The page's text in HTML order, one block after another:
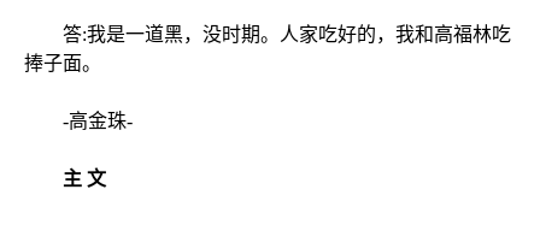
答:我是一道黑，没时期。人家吃好的，我和高福林吃
捧子面。
-高金珠-
主 文